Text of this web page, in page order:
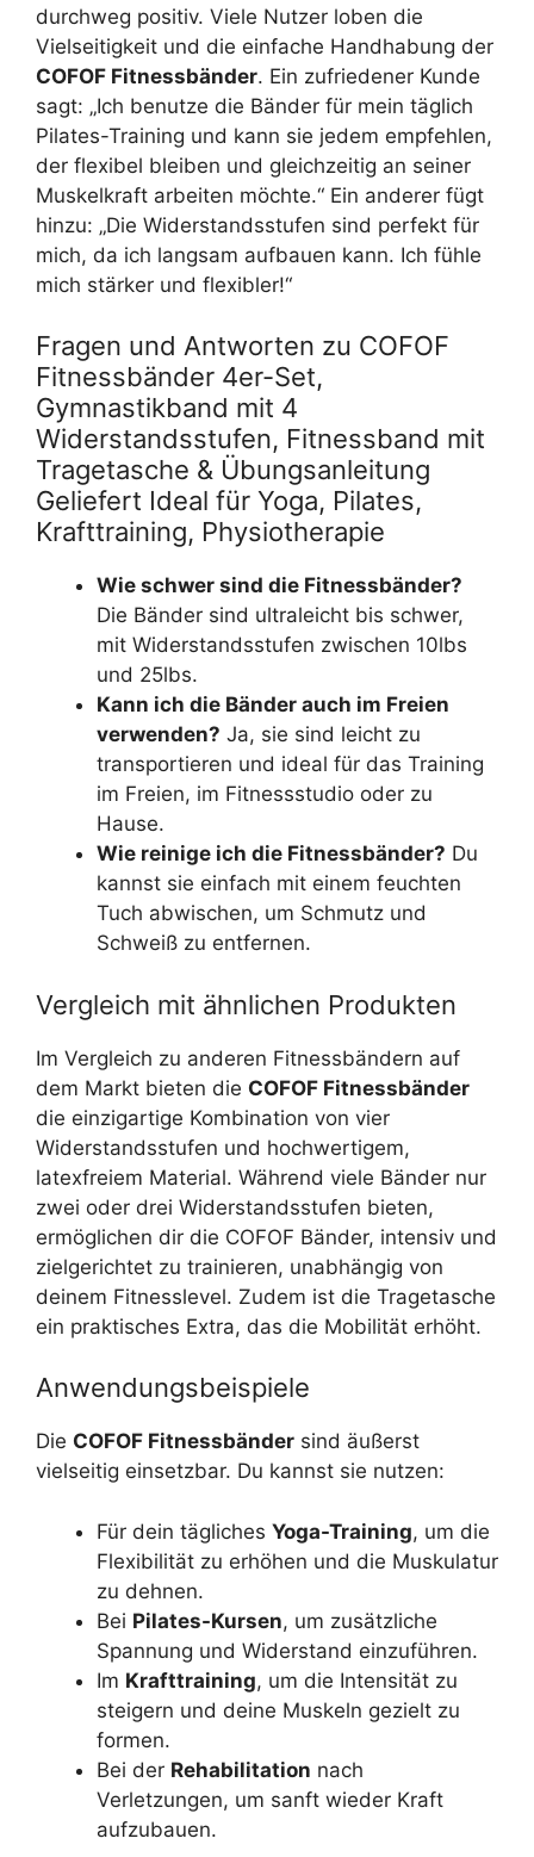
durchweg positiv. Viele Nutzer loben die
Vielseitigkeit und die einfache Handhabung der
COFOF Fitnessbänder. Ein zufriedener Kunde
sagt: „Ich benutze die Bänder für mein täglich
Pilates-Training und kann sie jedem empfehlen,
der flexibel bleiben und gleichzeitig an seiner
Muskelkraft arbeiten möchte.“ Ein anderer fügt
hinzu: „Die Widerstandsstufen sind perfekt für
mich, da ich langsam aufbauen kann. Ich fühle
mich stärker und flexibler!“
Fragen und Antworten zu COFOF
Fitnessbänder 4er-Set,
Gymnastikband mit 4
Widerstandsstufen, Fitnessband mit
Tragetasche & Übungsanleitung
Geliefert Ideal für Yoga, Pilates,
Krafttraining, Physiotherapie
Wie schwer sind die Fitnessbänder?
Die Bänder sind ultraleicht bis schwer,
mit Widerstandsstufen zwischen 10lbs
und 25lbs.
Kann ich die Bänder auch im Freien
verwenden? Ja, sie sind leicht zu
transportieren und ideal für das Training
im Freien, im Fitnessstudio oder zu
Hause.
Wie reinige ich die Fitnessbänder? Du
kannst sie einfach mit einem feuchten
Tuch abwischen, um Schmutz und
Schweiß zu entfernen.
Vergleich mit ähnlichen Produkten
Im Vergleich zu anderen Fitnessbändern auf
dem Markt bieten die COFOF Fitnessbänder
die einzigartige Kombination von vier
Widerstandsstufen und hochwertigem,
latexfreiem Material. Während viele Bänder nur
zwei oder drei Widerstandsstufen bieten,
ermöglichen dir die COFOF Bänder, intensiv und
zielgerichtet zu trainieren, unabhängig von
deinem Fitnesslevel. Zudem ist die Tragetasche
ein praktisches Extra, das die Mobilität erhöht.
Anwendungsbeispiele
Die COFOF Fitnessbänder sind äußerst
vielseitig einsetzbar. Du kannst sie nutzen:
Für dein tägliches Yoga-Training, um die
Flexibilität zu erhöhen und die Muskulatur
zu dehnen.
Bei Pilates-Kursen, um zusätzliche
Spannung und Widerstand einzuführen.
Im Krafttraining, um die Intensität zu
steigern und deine Muskeln gezielt zu
formen.
Bei der Rehabilitation nach
Verletzungen, um sanft wieder Kraft
aufzubauen.